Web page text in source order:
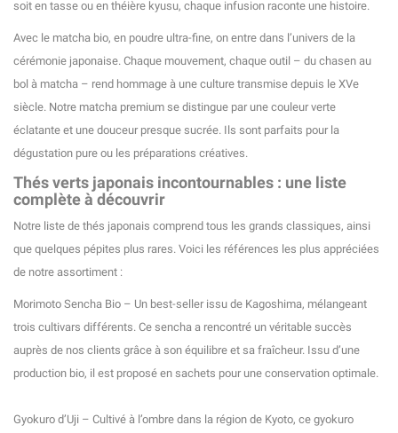
(6 avis)
soit en tasse ou en théière kyusu, chaque infusion raconte une histoire.
Avec le matcha bio, en poudre ultra-fine, on entre dans l’univers de la
cérémonie japonaise. Chaque mouvement, chaque outil – du chasen au
bol à matcha – rend hommage à une culture transmise depuis le XVe
siècle. Notre matcha premium se distingue par une couleur verte
éclatante et une douceur presque sucrée. Ils sont parfaits pour la
dégustation pure ou les préparations créatives.
Thés verts japonais incontournables : une liste
complète à découvrir
Notre liste de thés japonais comprend tous les grands classiques, ainsi
que quelques pépites plus rares. Voici les références les plus appréciées
de notre assortiment :
Morimoto Sencha Bio – Un best-seller issu de Kagoshima, mélangeant
trois cultivars différents. Ce sencha a rencontré un véritable succès
auprès de nos clients grâce à son équilibre et sa fraîcheur. Issu d’une
production bio, il est proposé en sachets pour une conservation optimale.
Gyokuro d’Uji – Cultivé à l’ombre dans la région de Kyoto, ce gyokuro